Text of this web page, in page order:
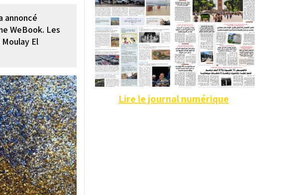
annoncé
WeBook. Les
El
Lire le journal numérique